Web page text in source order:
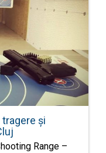
și
Range –